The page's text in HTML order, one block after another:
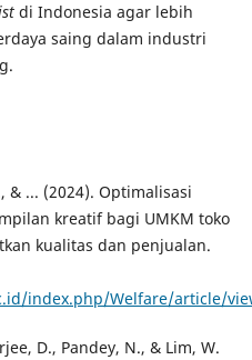
di Indonesia agar lebih
saing dalam industri
& ... (2024). Optimalisasi
kreatif bagi UMKM toko
kualitas dan penjualan.
index.php/Welfare/article/
D., Pandey, N., & Lim, W.